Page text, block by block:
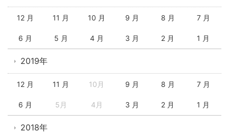
12 月 11 月 10 月 9 月 8 月 7 月
6 月 5 月 4 月 3 月 2 月 1 月
2019年
12 月 11 月 10月 9 月 8 月 7 月
6 月 5月 4月 3 月 2 月 1 月
2018年